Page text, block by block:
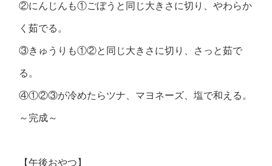
②にんじんも①ごぼうと同じ大きさに切り、やわらか
く茹でる。
③きゅうりも①②と同じ大きさに切り、さっと茹で
る。
④①②③が冷めたらツナ、マヨネーズ、塩で和える。
～完成～
【午後おやつ】